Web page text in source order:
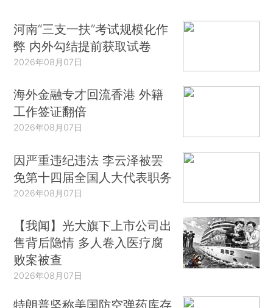
河南“三支一扶”考试规模化作
弊 内外勾结提前获取试卷
2026年08月07日
海外金融专才回流香港 外籍
工作签证翻倍
2026年08月07日
因严重违纪违法 李云泽被罢
免第十四届全国人大代表职务
2026年08月07日
【我闻】光大旗下上市公司出
售背后隐情 多人卷入医疗腐
败案被查
2026年08月07日
特朗普坚称美国防空弹药库存